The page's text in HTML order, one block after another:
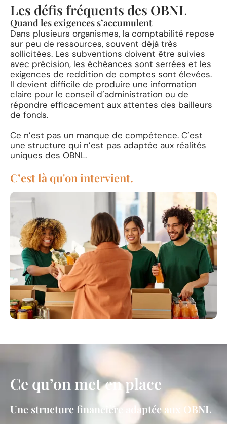
Les défis fréquents des OBNL
Quand les exigences s’accumulent
Dans plusieurs organismes, la comptabilité repose
sur peu de ressources, souvent déjà très
sollicitées. Les subventions doivent être suivies
avec précision, les échéances sont serrées et les
exigences de reddition de comptes sont élevées.
Il devient difficile de produire une information
claire pour le conseil d’administration ou de
répondre efficacement aux attentes des bailleurs
de fonds.
Ce n’est pas un manque de compétence. C’est
une structure qui n’est pas adaptée aux réalités
uniques des OBNL.
C’est là qu'on intervient.
Ce qu’on met en place
Une structure financière adaptée aux OBNL